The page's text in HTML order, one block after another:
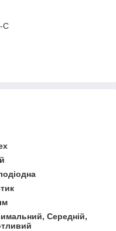
С
Середній,